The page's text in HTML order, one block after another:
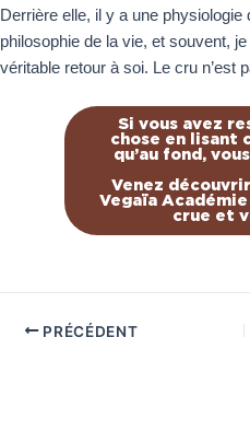
Derrière elle, il y a une physiologie
philosophie de la vie, et souvent,
véritable retour à soi. Le cru n’est
Si vous avez
chose en lisant
qu’au fond,
Venez
Vegaïa
crue et
PRÉCÉDENT